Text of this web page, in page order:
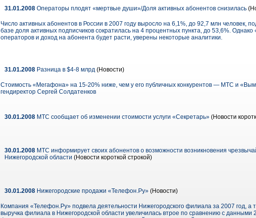
31.01.2008 Операторы плодят «мертвые души»/Доля активных абонентов снизилась
Число активных абонентов в России в 2007 году выросло на 6,1%, до 92,7 млн человек,
базе доля активных подписчиков сократилась на 4 процентных пункта, до 53,6%.
операторов и доход на абонента будет расти, уверены некоторые аналитики.
31.01.2008 Разница в $4-8 млрд (Новости)
Стоимость «Мегафона» на 15-20% ниже, чем у его публичных конкурентов — МТС и
гендиректор Сергей Солдатенков
30.01.2008 МТС сообщает об изменении стоимости услуги «Секретарь» (Новости
30.01.2008 МТС информирует своих абонентов о возможности возникновения
Нижегородской области (Новости короткой строкой)
30.01.2008 Нижегородские продажи «Телефон.Ру» (Новости)
Компания «Телефон.Ру» подвела деятельности Нижегородского филиала за 2007 год, а
выручка филиала в Нижегородской области увеличилась втрое по сравнению с данными